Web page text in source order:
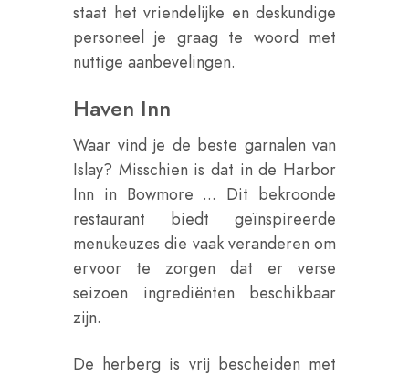
staat het vriendelijke en deskundige
personeel je graag te woord met
nuttige aanbevelingen.
Haven Inn
Waar vind je de beste garnalen van
Islay? Misschien is dat in de Harbor
Inn in Bowmore ... Dit bekroonde
restaurant biedt geïnspireerde
menukeuzes die vaak veranderen om
ervoor te zorgen dat er verse
seizoen ingrediënten beschikbaar
zijn.
De herberg is vrij bescheiden met